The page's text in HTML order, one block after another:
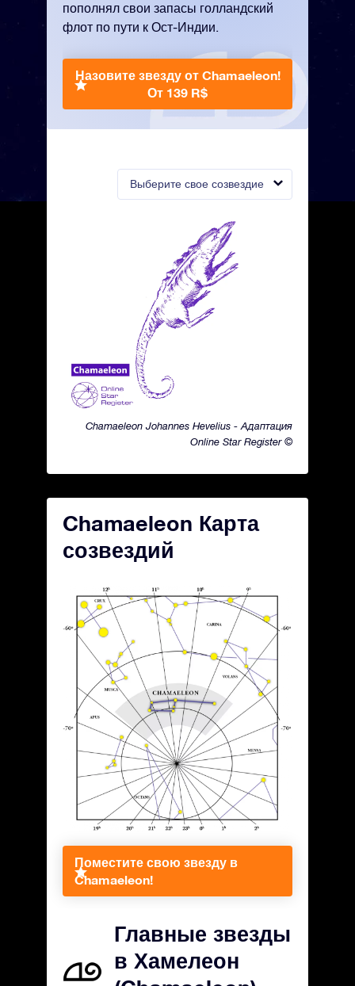
Выберите свое созвездие
Chamaeleon Johannes Hevelius - Адаптация
Online Star Register ©
пополнял свои запасы голландский
флот по пути к Ост-Индии.
Назовите звезду от Chamaeleon!
От 139 R$
Chamaeleon Карта
созвездий
Поместите свою звезду в
Chamaeleon!
Главные звезды
в Хамелеон